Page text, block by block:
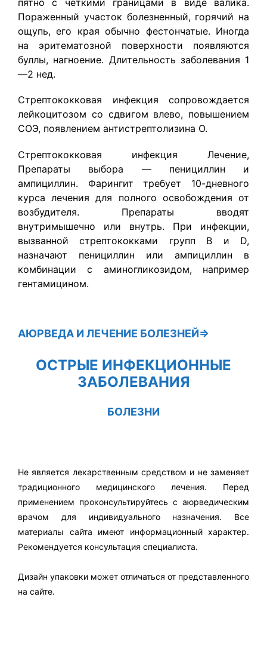
Пораженный участок болезненный, горячий на
ощупь, его края обычно фестончатые. Иногда
на эритематозной поверхности появляются
буллы, нагноение. Длительность заболевания 1
—2 нед.
Стрептококковая инфекция сопровождается
лейкоцитозом со сдвигом влево, повышением
СОЭ, появлением антистрептолизина О.
Стрептококковая инфекция Лечение,
Препараты выбора — пенициллин и
ампициллин. Фарингит требует 10-дневного
курса лечения для полного освобождения от
возбудителя. Препараты вводят
внутримышечно или внутрь. При инфекции,
вызванной стрептококками групп В и D,
назначают пенициллин или ампициллин в
комбинации с аминогликозидом, например
гентамицином.
АЮРВЕДА И ЛЕЧЕНИЕ БОЛЕЗНЕЙ⇒
ОСТРЫЕ ИНФЕКЦИОННЫЕ
ЗАБОЛЕВАНИЯ
БОЛЕЗНИ
Не является лекарственным средством и не заменяет
традиционного медицинского лечения. Перед
применением проконсультируйтесь с аюрведическим
врачом для индивидуального назначения. Все
материалы сайта имеют информационный характер.
Рекомендуется консультация специалиста.
Дизайн упаковки может отличаться от представленного
на сайте.